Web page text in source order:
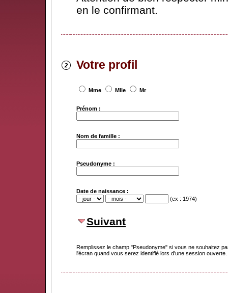
en le confirmant.
Votre profil
Mme Mlle Mr
Prénom :
Nom de famille :
Pseudonyme :
Date de naissance :
(ex : 1974)
Suivant
Remplissez le champ "Pseudonyme" si vous ne souhaitez
l'écran quand vous serez identifié lors d'une session ouverte.